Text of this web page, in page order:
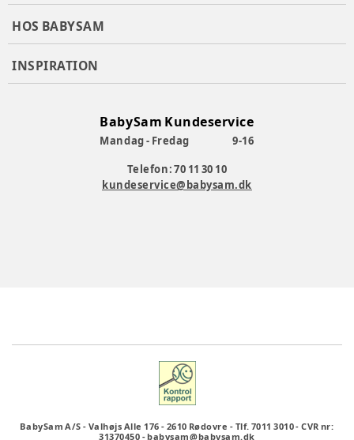
HOS BABYSAM
INSPIRATION
BabySam Kundeservice
Mandag - Fredag
9-16
Telefon: 70 11 30 10
kundeservice@babysam.dk
BabySam A/S - Valhøjs Alle 176 - 2610 Rødovre - Tlf. 7011 3010-CVR nr:
31370450 -babysam@babysam.dk